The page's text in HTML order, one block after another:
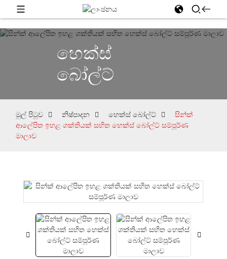
හෙක්ස්
බෝල්ට්
මුල් පිටුව නිෂ්පාදන හෙක්ස් බෝල්ට්
සින්ක්
ආලේපිත ඉහළ ශක්තියක් සහිත හෙක්ස් බෝල්ට් සම්පූර්ණ
මාලාව